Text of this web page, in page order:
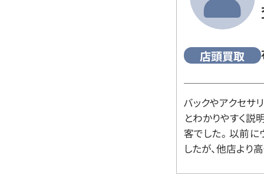
店頭買取
バックやアクセサ
とわかりやすく説
客でした。 以前
したが、他店より